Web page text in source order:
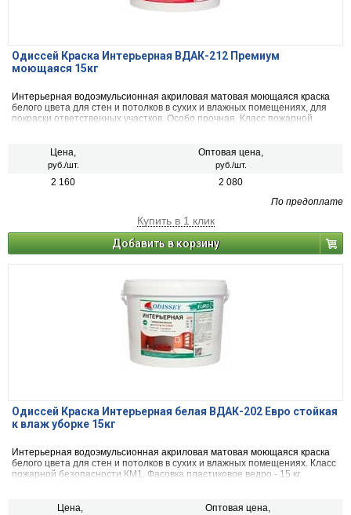
Одиссей Краска Интерьерная ВДАК-212 Премиум
моющаяся 15кг
Интерьерная водоэмульсионная акриловая матовая моющаяся краска
белого цвета для стен и потолков в сухих и влажных помещениях, для
покраски ответственных участков. Особо прочная. Класс пожарной
Цена,
руб./шт.
Оптовая цена,
руб./шт.
2 160
2 080
По предоплате
Купить в 1 клик
Добавить в корзину
Одиссей Краска Интерьерная белая ВДАК-202 Евро стойкая
к влаж уборке 15кг
Интерьерная водоэмульсионная акриловая матовая моющаяся краска
белого цвета для стен и потолков в сухих и влажных помещениях. Класс
пожарной безопасности КМ1. Фасовка пластиковое ведро - 15 кг.
Цена, Оптовая цена,